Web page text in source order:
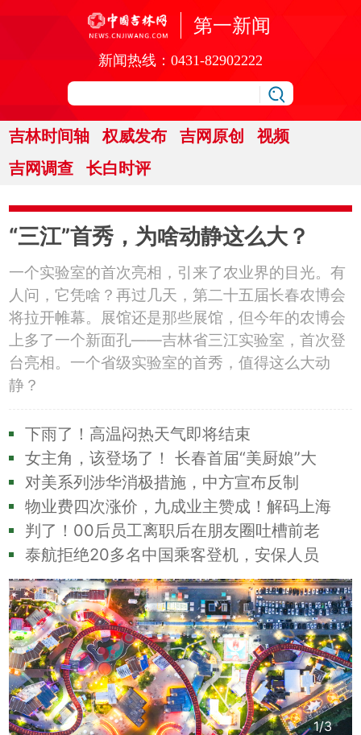
第一新闻
新闻热线： 0431-82902222
吉林时间轴 权威发布 吉网原创
视频
吉网调查
长白时评
“三江”首秀，为啥动静这么大？
一个实验室的首次亮相，引来了农业界的目光。有
人问，它凭啥？再过几天，第二十五届长春农博会
将拉开帷幕。展馆还是那些展馆，但今年的农博会
上多了一个新面孔——吉林省三江实验室，首次登
台亮相。一个省级实验室的首秀，值得这么大动
静？
下雨了！高温闷热天气即将结束
女主角，该登场了！ 长春首届“美厨娘”大
赛，...
对美系列涉华消极措施，中方宣布反制
物业费四次涨价，九成业主赞成！解码上海
一小区...
判了！00后员工离职后在朋友圈吐槽前老
板“四十...
泰航拒绝20多名中国乘客登机，安保人员
疑似做出...
1/3